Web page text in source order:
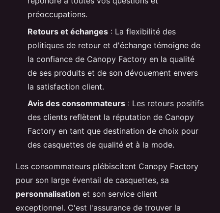
préoccupations.
Retours et échanges : La flexibilité des
politiques de retour et d'échange témoigne de
la confiance de Canopy Factory en la qualité
de ses produits et de son dévouement envers
la satisfaction client.
Avis des consommateurs : Les retours positifs
des clients reflètent la réputation de Canopy
Factory en tant que destination de choix pour
des casquettes de qualité et à la mode.
Les consommateurs plébiscitent Canopy Factory
pour son large éventail de casquettes, sa
personnalisation et son service client
exceptionnel. C'est l'assurance de trouver la